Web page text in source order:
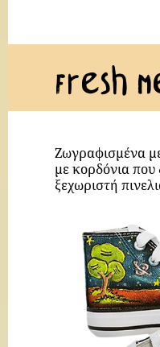
Fresh
Ζωγραφισμένα
με κορδόνια
ξεχωριστή